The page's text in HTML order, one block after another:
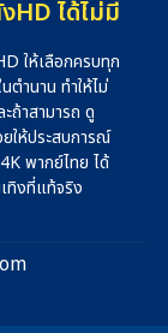
HD ได้ไม่มี
ให้เลือกครบทุก
ำนาน ทำให้ไม่
ถ้าสามารถ ดู
ให้ประสบการณ์
พากย์ไทย ได้
ทิงที่แท้จริง